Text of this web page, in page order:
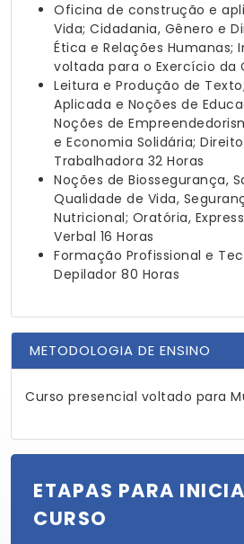
Oficina de construção e
Vida; Cidadania, Gênero e
Ética e Relações Humanas;
voltada para o Exercício da
Leitura e Produção de
Aplicada e Noções de
Noções de
e Economia Solidária;
Trabalhadora 32 Horas
Noções de Biossegurança,
Qualidade de Vida,
Nutricional; Oratória,
Verbal 16 Horas
Formação Profissional e
Depilador 80 Horas
METODOLOGIA DE ENSINO
Curso presencial voltado para
ETAPAS PARA
CURSO